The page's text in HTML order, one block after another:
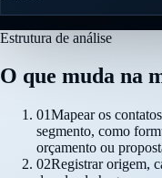
Estrutura de análise
O que muda na
01Mapear os
segmento, como
orçamento ou
02Registrar origem,